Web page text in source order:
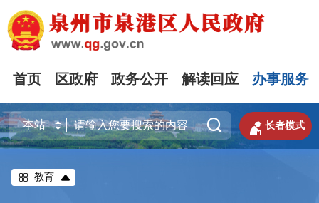
首页 区政府 政务公开 解读回应 办事服务
  长者模式
教育